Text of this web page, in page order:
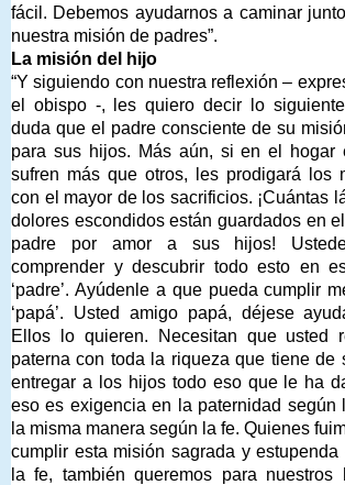
fácil. Debemos ayudarnos a caminar
nuestra misión de padres”.
La misión del hijo
“Y siguiendo con nuestra reflexión –
el obispo -, les quiero decir lo
duda que el padre consciente de su
para sus hijos. Más aún, si en el hogar
sufren más que otros, les prodigará los
con el mayor de los sacrificios. ¡Cuántas
dolores escondidos están guardados en
padre por amor a sus hijos!
comprender y descubrir todo esto en
‘padre’. Ayúdenle a que pueda cumplir
‘papá’. Usted amigo papá, déjese
Ellos lo quieren. Necesitan que usted
paterna con toda la riqueza que tiene de
entregar a los hijos todo eso que le ha
eso es exigencia en la paternidad según
la misma manera según la fe. Quienes
cumplir esta misión sagrada y
la fe, también queremos para